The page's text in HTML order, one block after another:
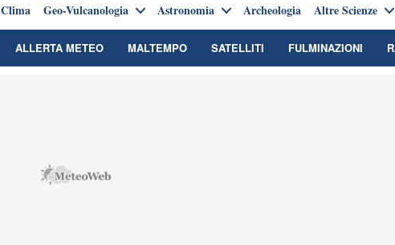
Clima Geo-Vulcanologia Astronomia Archeologia Altre Scienze
ALLERTA METEO MALTEMPO SATELLITI FULMINAZIONI